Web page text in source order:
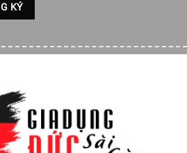
sẽ được tuỳ chỉnh bằng tay:
thô.